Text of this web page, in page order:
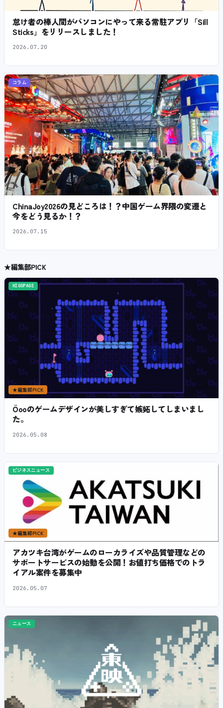
怠け者の棒人間がパソコンにやって来る常駐アプリ「Sill
Sticks」をリリースしました！
2026.07.20
コラム
ChinaJoy2026の見どころは！？中国ゲーム界隈の変遷と
今をどう見るか！？
2026.07.15
★編集部PICK
HIGOPAGE
★編集部PICK
Öooのゲームデザインが美しすぎて嫉妬してしまいまし
た。
2026.05.08
ビジネスニュース
★編集部PICK
アカツキ台湾がゲームのローカライズや品質管理などの
サポートサービスの始動を公開！お値打ち価格でのトラ
イアル案件を募集中
2026.05.07
ニュース